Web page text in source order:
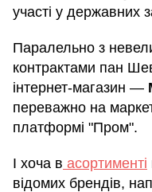
участі у державних
Паралельно з
контрактами пан
інтернет-магазин —
переважно на
платформі "Пром".
І хоча в асортименті
відомих брендів,